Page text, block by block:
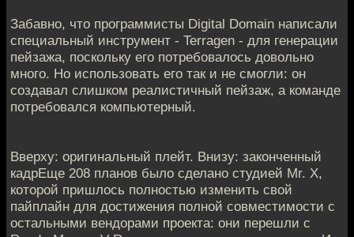
Забавно, что программисты Digital Domain написали
специальный инструмент - Terragen - для генерации
пейзажа, поскольку его потребовалось довольно
много. Но использовать его так и не смогли: он
создавал слишком реалистичный пейзаж, а команде
потребовался компьютерный.
Вверху: оригинальный плейт. Внизу: законченный
кадрЕще 208 планов было сделано студией Mr. X,
которой пришлось полностью изменить свой
пайплайн для достижения полной совместимости с
остальными вендорами проекта: они перешли с